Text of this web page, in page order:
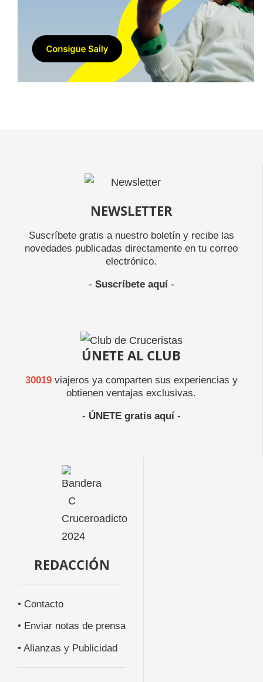
NEWSLETTER
Suscríbete gratis a nuestro boletín y recibe las
novedades publicadas directamente en tu correo
electrónico.
- Suscríbete aquí-
ÚNETE AL CLUB
30019viajeros ya comparten sus experiencias y
obtienen ventajas exclusivas.
- ÚNETE gratis aquí-
REDACCIÓN
• Contacto
• Enviar notas de prensa
• Alianzas y Publicidad